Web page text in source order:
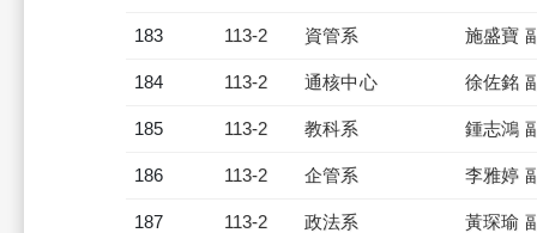
183 113-2 資管系 施盛寶
184 113-2 通核中心 徐佐銘
185 113-2 教科系 鍾志鴻
186 113-2 企管系 李雅婷
187 113-2 政法系 黃琛瑜